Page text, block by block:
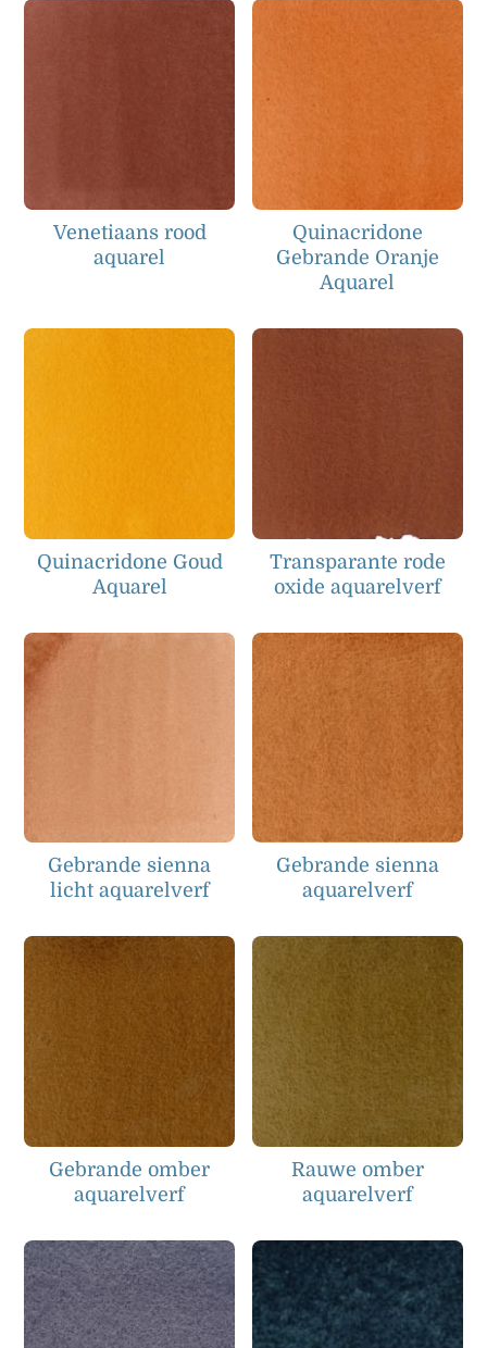
Venetiaans rood
aquarel
Quinacridone
Gebrande Oranje
Aquarel
Quinacridone Goud
Aquarel
Transparante rode
oxide aquarelverf
Gebrande sienna
licht aquarelverf
Gebrande sienna
aquarelverf
Gebrande omber
aquarelverf
Rauwe omber
aquarelverf